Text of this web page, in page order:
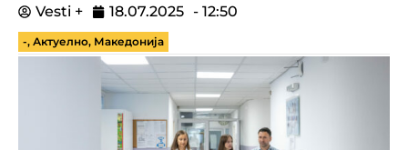
Vesti + 18.07.2025 - 12:50
-, Актуелно, Македонија